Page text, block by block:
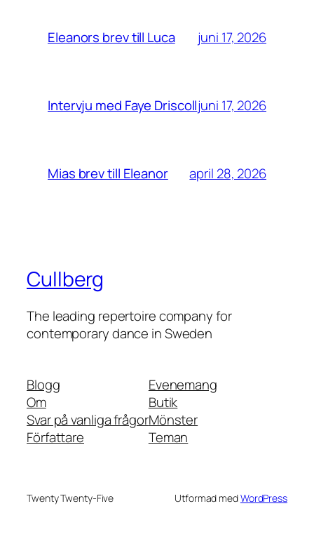
Eleanors brev till Luca juni 17, 2026
Intervju med Faye Driscolljuni 17, 2026
Mias brev till Eleanor april 28, 2026
Cullberg
The leading repertoire company for
contemporary dance in Sweden
Blogg
Om
Svar på vanliga frågor
Författare
Evenemang
Butik
Mönster
Teman
Twenty Twenty-Five Utformad medWordPress